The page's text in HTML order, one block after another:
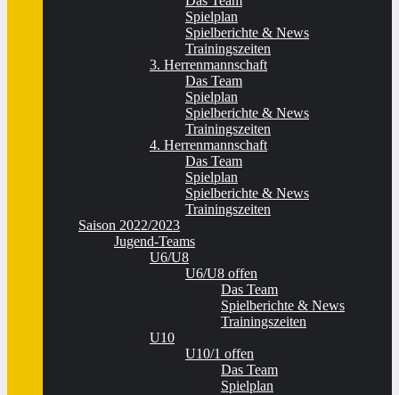
Spielplan
Spielberichte & News
Trainingszeiten
3. Herrenmannschaft
Das Team
Spielplan
Spielberichte & News
Trainingszeiten
4. Herrenmannschaft
Das Team
Spielplan
Spielberichte & News
Trainingszeiten
Saison 2022/2023
Jugend-Teams
U6/U8
U6/U8 offen
Das Team
Spielberichte & News
Trainingszeiten
U10
U10/1 offen
Das Team
Spielplan